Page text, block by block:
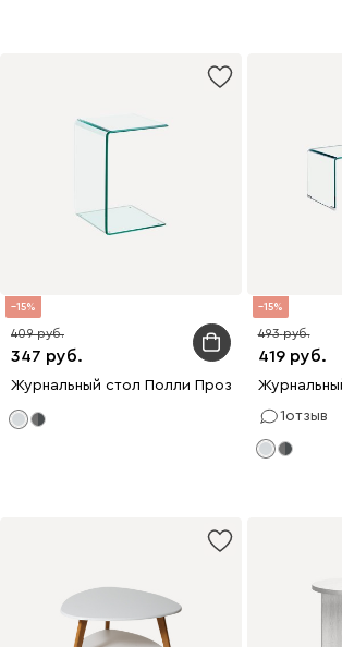
15
347
409
Журнальный стол Полли Прозрачный
15
419
493
1отзыв